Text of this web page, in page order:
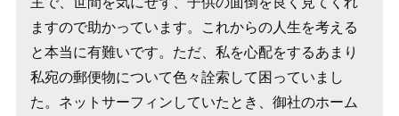
ますので助かっています。これからの人生を考える
と本当に有難いです。ただ、私を心配をするあまり
私宛の郵便物について色々詮索して困っていまし
た。ネットサーフィンしていたとき、御社のホーム